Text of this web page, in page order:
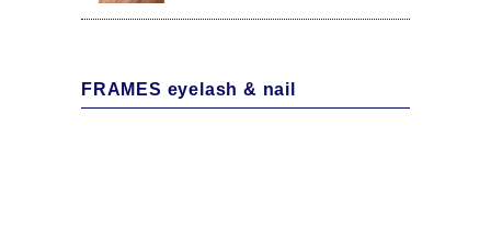
FRAMES eyelash & nail